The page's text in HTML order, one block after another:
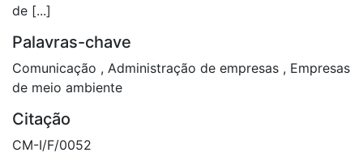
de [...]
Palavras-chave
Comunicação , Administração de empresas , Empresas
de meio ambiente
Citação
CM-I/F/0052